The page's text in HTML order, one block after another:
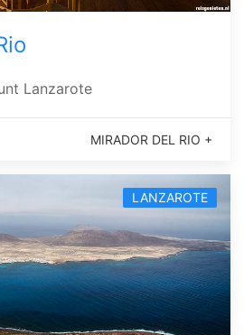
Lanzarote
MIRADOR DEL RIO +
LANZAROTE